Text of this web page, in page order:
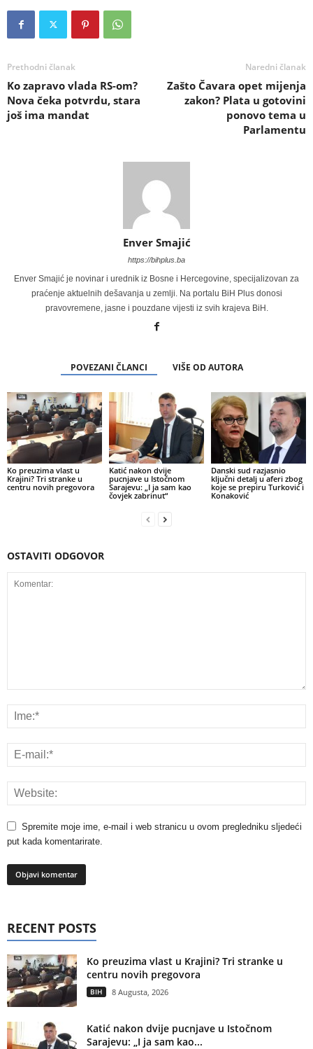
Prethodni članak
Ko zapravo vlada RS-om?
Nova čeka potvrdu, stara
još ima mandat
Naredni članak
Zašto Čavara opet mijenja
zakon? Plata u gotovini
ponovo tema u
Parlamentu
Enver Smajić
https://bihplus.ba
Enver Smajić je novinar i urednik iz Bosne i Hercegovine, specijalizovan za
praćenje aktuelnih dešavanja u zemlji. Na portalu BiH Plus donosi
pravovremene, jasne i pouzdane vijesti iz svih krajeva BiH.
POVEZANI ČLANCI VIŠE OD AUTORA
Ko preuzima vlast u
Krajini? Tri stranke u
centru novih pregovora
Katić nakon dvije
pucnjave u Istočnom
Sarajevu: „I ja sam kao
čovjek zabrinut“
Danski sud razjasnio
ključni detalj u aferi zbog
koje se prepiru Turković i
Konaković
OSTAVITI ODGOVOR
Spremite moje ime, e-mail i web stranicu u ovom pregledniku sljedeći
put kada komentarirate.
RECENT POSTS
Ko preuzima vlast u Krajini? Tri stranke u
centru novih pregovora
BIH 8 Augusta, 2026
Katić nakon dvije pucnjave u Istočnom
Sarajevu: „I ja sam kao...